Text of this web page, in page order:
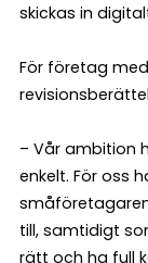
skickas in
För företag
– Vår ambition
enkelt. För oss
till, samtidigt
rätt och ha full